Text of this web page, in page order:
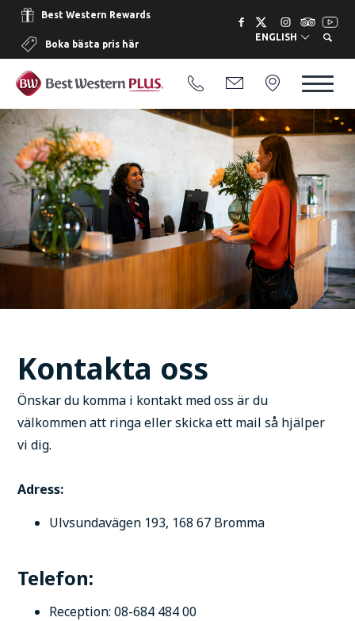
Best Western Rewards
Boka bästa pris här
ENGLISH
Kontakta oss
Önskar du komma i kontakt med oss är du
välkommen att ringa eller skicka ett mail så hjälper
vi dig.
Adress:
Ulvsundavägen 193, 168 67 Bromma
Telefon:
Reception: 08-684 484 00